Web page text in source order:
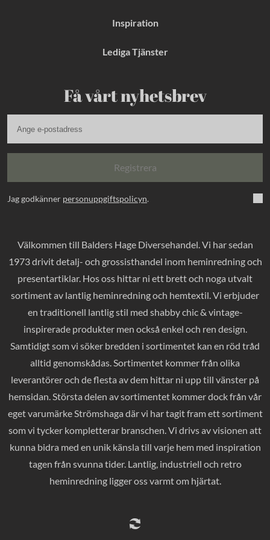
Inspiration
Lediga Tjänster
Få vårt nyhetsbrev
Registrera
Jag godkänner personuppgiftspolicyn.
Välkommen till Balders Hage Diversehandel. Vi har sedan
1973 drivit detalj- och grossisthandel inom heminredning och
presentartiklar. Hos oss hittar ni ett brett och noga utvalt
sortiment av lantlig heminredning och hemtextil. Vi erbjuder
en traditionell lantlig stil med shabby chic & vintage-
inspirerade produkter men också enkel och ren design.
Samtidigt som vi söker bredden i sortimentet kan en röd tråd
alltid genomskådas. Sortimentet kommer från olika
leverantörer och de flesta av dem hittar ni upp till vänster på
hemsidan. Största delen av sortimentet kommer dock från vår
eget varumärke Strömshaga där vi har tagit fram ett sortiment
som vi tycker kompletterar branschen. Vi drivs av visionen att
kunna bidra med en unik känsla till varje hem med inspiration
tagen från svunna tider. Lantlig, industriell och retro
heminredning ligger oss varmt om hjärtat.